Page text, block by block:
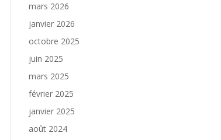
mars 2026
janvier 2026
octobre 2025
juin 2025
mars 2025
février 2025
janvier 2025
août 2024